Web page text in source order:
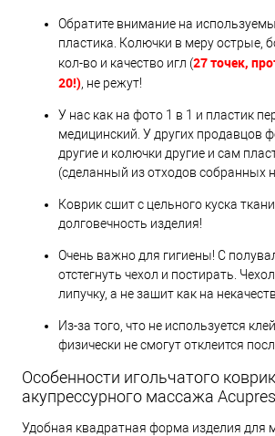
Обратите внимание на
пластика. Колючки в меру острые,
кол-во и качество игл (27 точек,
20!) , не режут!
У нас как на фото 1 в 1 и пластик
медицинский. У других продавцов
другие и колючки другие и сам
(сделанный из отходов собранных
Коврик сшит с цельного куска
долговечность изделия!
Очень важно для гигиены! С
отстегнуть чехол и постирать.
липучку, а не зашит как на
Из-за того, что не используется
физически не смогут отклеится
Особенности игольчатого
акупрессурного массажа
Удобная квадратная форма изделия для